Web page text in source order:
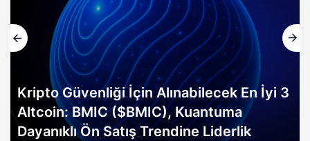
Kripto Güvenliği İçin Alınabilecek En İyi 3
Altcoin: BMIC ($BMIC), Kuantuma
Dayanıklı Ön Satış Trendine Liderlik